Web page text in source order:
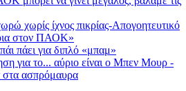
χωρίς ίχνος πικρίας-Απογοητευτικό
στον ΠΑΟΚ»
πάει για διπλό «μπαμ»
για το... αύριο είναι ο Μπεν Μουρ -
στα ασπρόμαυρα